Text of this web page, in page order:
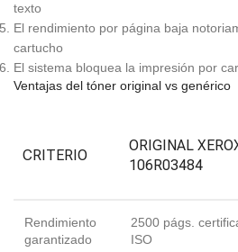
texto
El rendimiento por página baja
cartucho
El sistema bloquea la impresión por
Ventajas del tóner original vs genérico
CRITERIO
ORIGINAL
106R03484
Rendimiento
garantizado
2500 págs.
ISO